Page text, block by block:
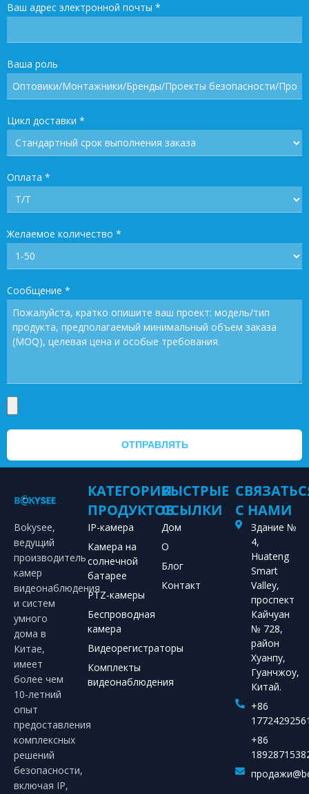
Ваш адрес электронной почты *
Ваша роль
Цикл доставки *
Оплата *
Желаемое количество *
Сообщение *
ОТПРАВЛЯТЬ
Bokysee,
ведущий
производитель
камер
видеонаблюдения
и систем
умного
дома в
Китае,
имеет
более чем
10-летний
опыт
предоставления
комплексных
решений
безопасности,
включая IP,
КАТЕГОРИИ
ПРОДУКТОВ
IP-камера
Камера на
солнечной
батарее
PTZ-камеры
Беспроводная
камера
Видеорегистраторы
Комплекты
видеонаблюдения
БЫСТРЫЕ
ССЫЛКИ
Дом
О
Блог
Контакт
С НАМИ
Здание №
4,
Huateng
Smart
Valley,
проспект
Кайчуан
№ 728,
район
Хуанпу,
Гуанчжоу,
Китай.
+86
+86